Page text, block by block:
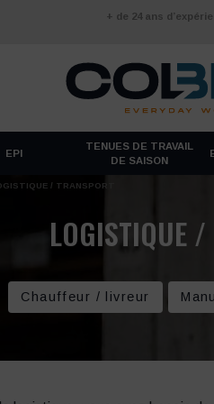
+ de 24 ans
EPI
TENUES DE TRAVAIL
DE SAISON
/ TRANSPORT
LOGISTIQUE
Chauffeur / livreur